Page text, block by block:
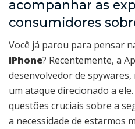
acompanhar as
consumidores
Você já parou para pensar
iPhone? Recentemente, a
desenvolvedor de
um ataque direcionado a
questões cruciais sobre a
a necessidade de estarmos